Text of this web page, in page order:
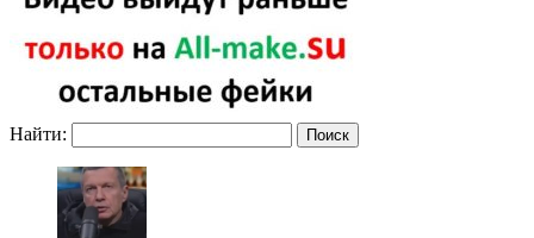
Найти: